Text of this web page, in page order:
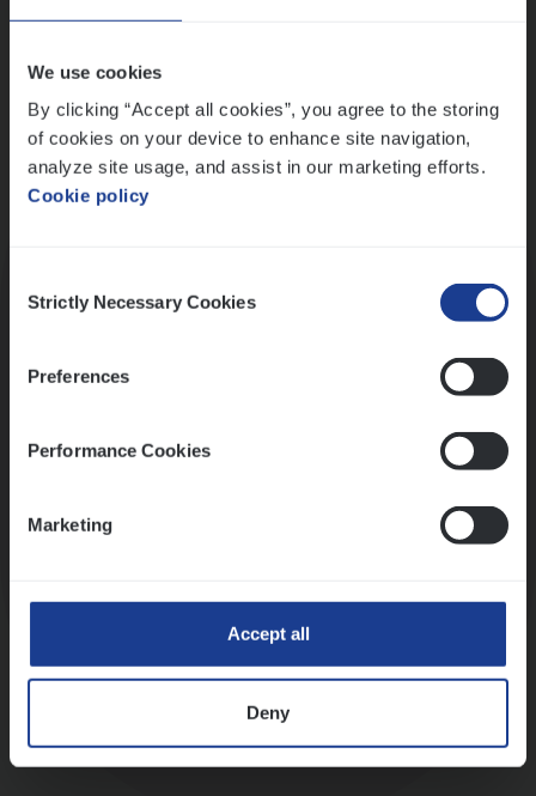
We use cookies
By clicking “Accept all cookies”, you agree to the storing
of cookies on your device to enhance site navigation,
analyze site usage, and assist in our marketing efforts.
Cookie policy
Selection
Strictly Necessary Cookies
Preferences
Performance Cookies
Marketing
Accept all
Deny